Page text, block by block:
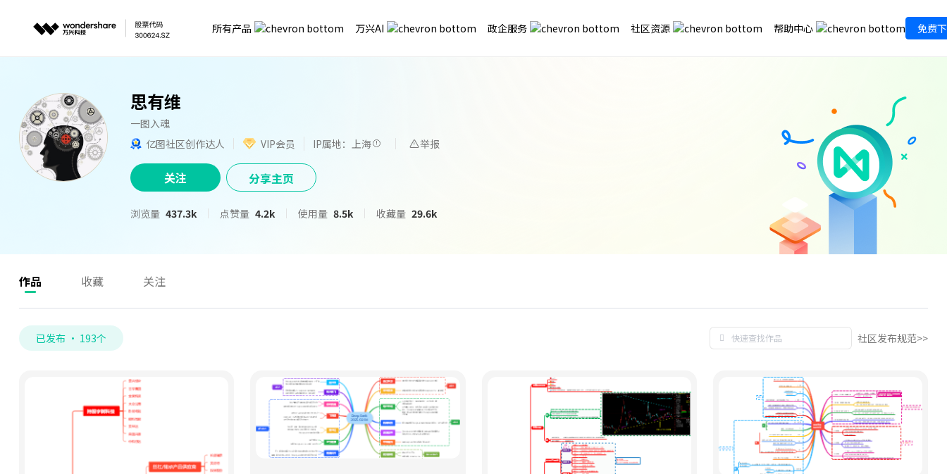
所有产品 万兴AI 政企服务 社区资源 帮助中心 免费
思有维
一图入魂
亿图社区创作达人
VIP会员 IP属地：上海 举报
关注 分享主页
浏览量 437.3k 点赞量 4.2k 使用量 8.5k 收藏量 29.6k
作品 收藏 关注
已发布 · 193个 社区发布规范>>